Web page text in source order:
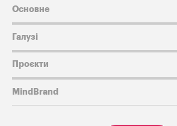
Основне
Галузі
Проєкти
MindBrand